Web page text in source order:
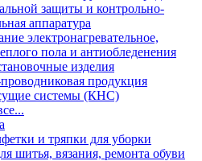
защиты и контрольно-
аппаратура
электронагревательное,
пола и антиобледенения
изделия
продукция
системы (КНС)
и тряпки для уборки
шитья, вязания, ремонта обуви